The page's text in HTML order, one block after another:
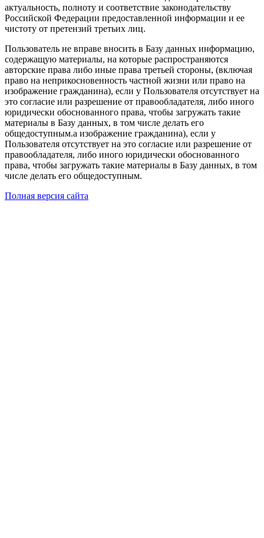
актуальность, полноту и соответствие законодательству
Российской Федерации предоставленной информации и ее
чистоту от претензий третьих лиц.
Пользователь не вправе вносить в Базу данных информацию,
содержащую материалы, на которые распространяются
авторские права либо иные права третьей стороны, (включая
право на неприкосновенность частной жизни или право на
изображение гражданина), если у Пользователя отсутствует на
это согласие или разрешение от правообладателя, либо иного
юридически обоснованного права, чтобы загружать такие
материалы в Базу данных, в том числе делать его
общедоступным.а изображение гражданина), если у
Пользователя отсутствует на это согласие или разрешение от
правообладателя, либо иного юридически обоснованного
права, чтобы загружать такие материалы в Базу данных, в том
числе делать его общедоступным.
Полная версия сайта